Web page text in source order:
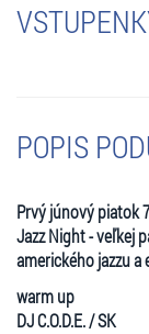
POPIS
Prvý júnový piatok
Jazz Night - veľkej
amerického jazzu
warm up
DJ C.O.D.E. / SK